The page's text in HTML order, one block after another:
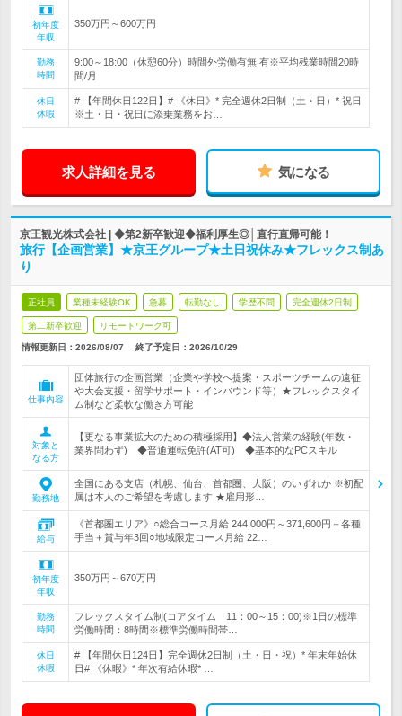
初年度
年収
350万円～600万円
勤務
時間
9:00～18:00（休憩60分）時間外労働有無:有※平均残業時間20時
間/月
休日
休暇
# 【年間休日122日】# 《休日》* 完全週休2日制（土・日）* 祝日
※土・日・祝日に添乗業務をお…
求人詳細を見る 気になる
京王観光株式会社 | ◆第2新卒歓迎◆福利厚生◎│直行直帰可能！
旅行【企画営業】★京王グループ★土日祝休み★フレックス制あ
り
正社員 業種未経験OK 急募 転勤なし 学歴不問 完全週休2日制
第二新卒歓迎 リモートワーク可
情報更新日：2026/08/07 終了予定日： 2026/10/29
仕事内容
団体旅行の企画営業（企業や学校へ提案・スポーツチームの遠征
や大会支援・留学サポート・インバウンド等）★フレックスタイ
ム制など柔軟な働き方可能
対象と
なる方
【更なる事業拡大のための積極採用】◆法人営業の経験(年数・
業界問わず) ◆普通運転免許(AT可) ◆基本的なPCスキル
勤務地
全国にある支店（札幌、仙台、首都圏、大阪）のいずれか ※初配
属は本人のご希望を考慮します ★雇用形…
給与
《首都圏エリア》○総合コース月給 244,000円～371,600円＋各種
手当＋賞与年3回○地域限定コース月給 22…
初年度
年収
350万円～670万円
勤務
時間
フレックスタイム制(コアタイム 11：00～15：00)※1日の標準
労働時間：8時間※標準労働時間帯…
休日
休暇
# 【年間休日124日】完全週休2日制（土・日・祝）* 年末年始休
日# 《休暇》* 年次有給休暇* …